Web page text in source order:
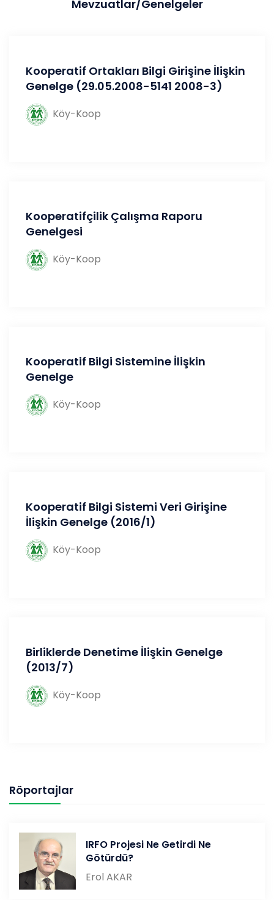
Mevzuatlar/Genelgeler
​​Kooperatif Ortakları Bilgi Girişine İlişkin
Genelge (29.05.2008-5141 2008-3)
Köy-Koop
Kooperatifçilik Çalışma Raporu
Genelgesi
Köy-Koop
Kooperatif Bilgi Sistemine İlişkin
Genelge
Köy-Koop
Kooperatif Bilgi Sistemi Veri Girişine
İlişkin Genelge (2016/1)
Köy-Koop
Birliklerde Denetime İlişkin Genelge
(2013/7)
Köy-Koop
Röportajlar
IRFO Projesi Ne Getirdi Ne
Götürdü?
Erol AKAR